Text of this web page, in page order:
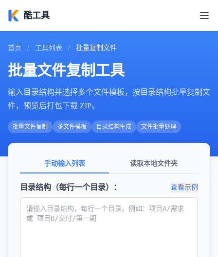
酷工具
首页 / 工具列表 / 批量复制文件
批量文件复制工具
输入目录结构并选择多个文件模板，按目录结构批量复制文
件，预览后打包下载 ZIP。
批量文件复制 多文件模板 目录结构生成 文件批量处理
手动输入列表 读取本地文件夹
目录结构（每行一个目录）： 查看示例